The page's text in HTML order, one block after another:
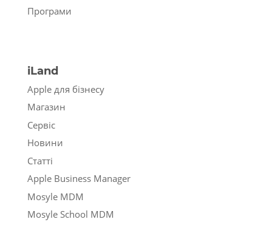
Програми
iLand
Apple для бізнесу
Магазин
Сервіс
Новини
Статті
Apple Business Manager
Mosyle MDM
Mosyle School MDM